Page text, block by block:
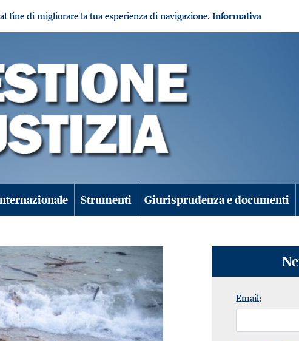
fine di migliorare la tua esperienza di navigazione. Informativa
Strumenti Giurisprudenza e documenti
Email: